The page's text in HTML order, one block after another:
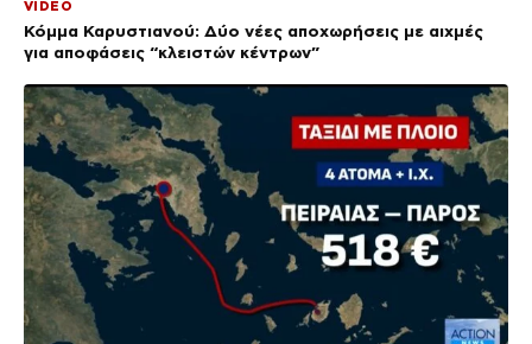
VIDEO
Κόμμα Καρυστιανού: Δύο νέες αποχωρήσεις με αιχμές
για αποφάσεις “κλειστών κέντρων”